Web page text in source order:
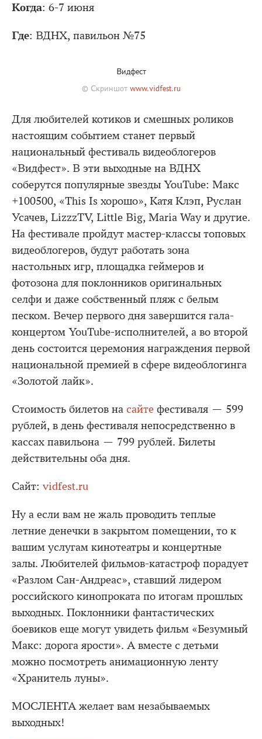
Когда: 6-7 июня
Где: ВДНХ, павильон №75
Видфест
© Скриншот www.vidfest.ru
Для любителей котиков и смешных роликов
настоящим событием станет первый
национальный фестиваль видеоблогеров
«Видфест». В эти выходные на ВДНХ
соберутся популярные звезды YouTube: Макс
+100500, «This Is хорошо», Катя Клэп, Руслан
Усачев, LizzzTV, Little Big, Maria Way и другие.
На фестивале пройдут мастер-классы топовых
видеоблогеров, будут работать зона
настольных игр, площадка геймеров и
фотозона для поклонников оригинальных
селфи и даже собственный пляж с белым
песком. Вечер первого дня завершится гала-
концертом YouTube-исполнителей, а во второй
день состоится церемония награждения первой
национальной премией в сфере видеоблогинга
«Золотой лайк».
Стоимость билетов на сайте фестиваля — 599
рублей, в день фестиваля непосредственно в
кассах павильона — 799 рублей. Билеты
действительны оба дня.
Сайт: vidfest.ru
Ну а если вам не жаль проводить теплые
летние денечки в закрытом помещении, то к
вашим услугам кинотеатры и концертные
залы. Любителей фильмов-катастроф порадует
«Разлом Сан-Андреас», ставший лидером
российского кинопроката по итогам прошлых
выходных. Поклонники фантастических
боевиков еще могут увидеть фильм «Безумный
Макс: дорога ярости». А вместе с детьми
можно посмотреть анимационную ленту
«Хранитель луны».
МОСЛЕНТА желает вам незабываемых
выходных!